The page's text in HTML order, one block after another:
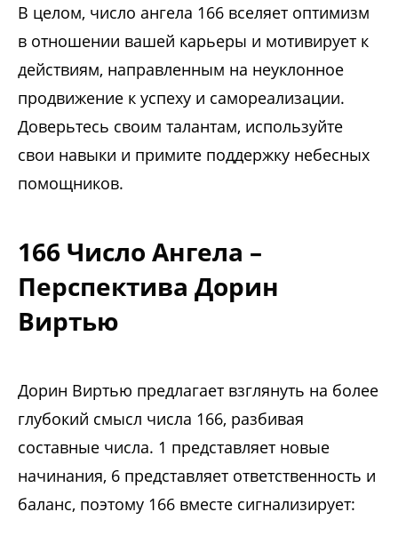
В целом, число ангела 166 вселяет оптимизм
в отношении вашей карьеры и мотивирует к
действиям, направленным на неуклонное
продвижение к успеху и самореализации.
Доверьтесь своим талантам, используйте
свои навыки и примите поддержку небесных
помощников.
166 Число Ангела –
Перспектива Дорин
Виртью
Дорин Виртью предлагает взглянуть на более
глубокий смысл числа 166, разбивая
составные числа. 1 представляет новые
начинания, 6 представляет ответственность и
баланс, поэтому 166 вместе сигнализирует: